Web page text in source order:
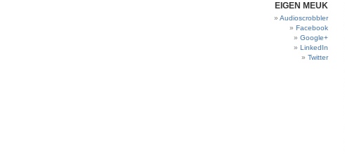
EIGEN MEUK
Audioscrobbler
Facebook
Google+
LinkedIn
Twitter